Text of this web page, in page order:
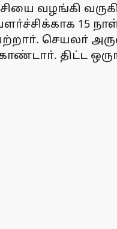
வழங்கி
15
செயலா்
திட்ட